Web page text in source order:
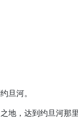
旦河。
地，达到约旦河那里